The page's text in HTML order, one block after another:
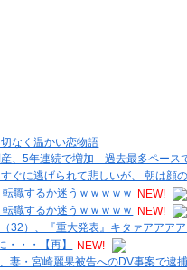
なく温かい恋物語
産、5年連続で増加 過去最多ペー
ぐに逃げられて悲しいが、 朝は顔
職するか迷うｗｗｗｗｗ NEW!
職するか迷うｗｗｗｗｗ NEW!
32）、『重大発表』キタァアアア
・・・【再】
NEW!
妻・宮崎麗果被告へのDV事案で逮